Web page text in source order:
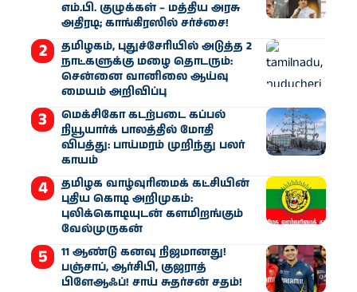
எம்.பி. குழுக்கள் – மத்திய அரசு
அதிரடி; காங்கிரஸில் சர்ச்சை!
தமிழகம், புதுச்சேரியில் அடுத்த 2
நாட்களுக்கு மழை தொடரும்:
சென்னை வானிலை ஆய்வு
மையம் அறிவிப்பு
மெக்சிகோ கடற்படை கப்பல்
நியூயார்க் பாலத்தில் மோதி
விபத்து: பாய்மரம் முறிந்து பலர்
காயம்
தமிழக வாழ்வுரிமைக் கட்சியின்
புதிய கொடி அறிமுகம்:
புலிக்கொடியுடன் களமிறங்கும்
வேல்முருகன்
11 ஆண்டு கனவு நிஜமானது!
பஞ்சாப், ஆர்சிபி, குஜராத்
பிளேஆஃப்! சாய் சுதர்சன் சதம்!